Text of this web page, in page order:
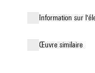
Information sur
œuvre similaire